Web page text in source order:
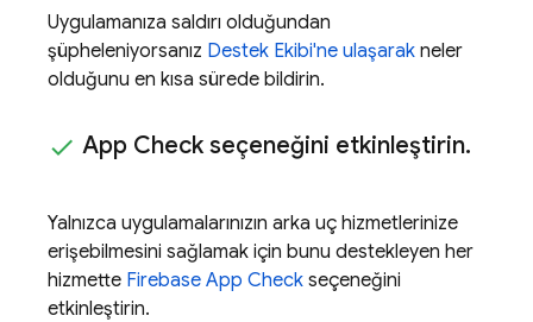
Uygulamanıza saldırı olduğundan
şüpheleniyorsanız Destek Ekibi'ne ulaşarak neler
olduğunu en kısa sürede bildirin.
App Check seçeneğini etkinleştirin.
Yalnızca uygulamalarınızın arka uç hizmetlerinize
erişebilmesini sağlamak için bunu destekleyen her
hizmette Firebase App Check seçeneğini
etkinleştirin.